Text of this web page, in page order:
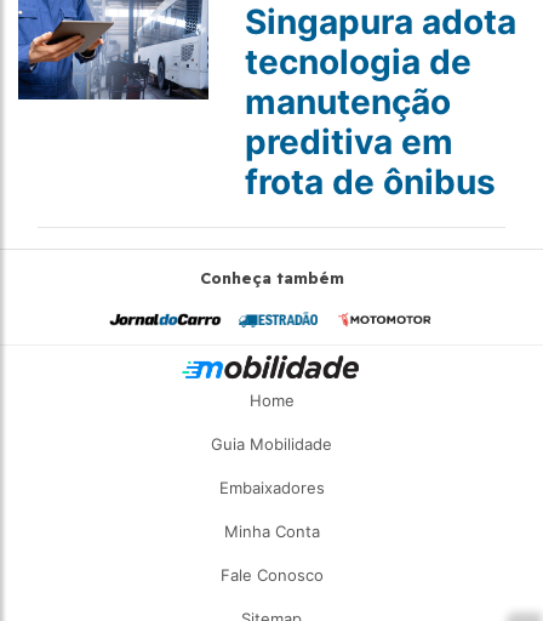
Singapura adota
tecnologia de
manutenção
preditiva em
frota de ônibus
Conheça também
Home
Guia Mobilidade
Embaixadores
Minha Conta
Fale Conosco